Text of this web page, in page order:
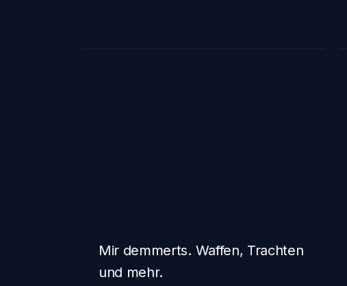
Mir demmerts. Waffen, Trachten
und mehr.